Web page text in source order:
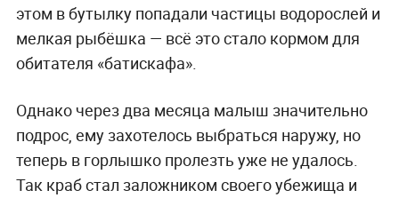
этом в бутылку попадали частицы водорослей и
мелкая рыбёшка — всё это стало кормом для
обитателя «батискафа».
Однако через два месяца малыш значительно
подрос, ему захотелось выбраться наружу, но
теперь в горлышко пролезть уже не удалось.
Так краб стал заложником своего убежища и